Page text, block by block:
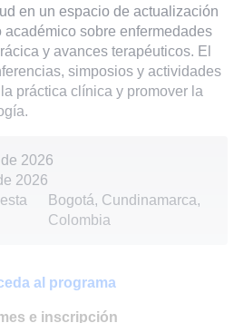
en un espacio de actualización
sobre enfermedades
y avances terapéuticos. El
simposios y actividades
práctica clínica y promover la
2026
2026
Bogotá, Cundinamarca,
Colombia
al programa
e inscripción